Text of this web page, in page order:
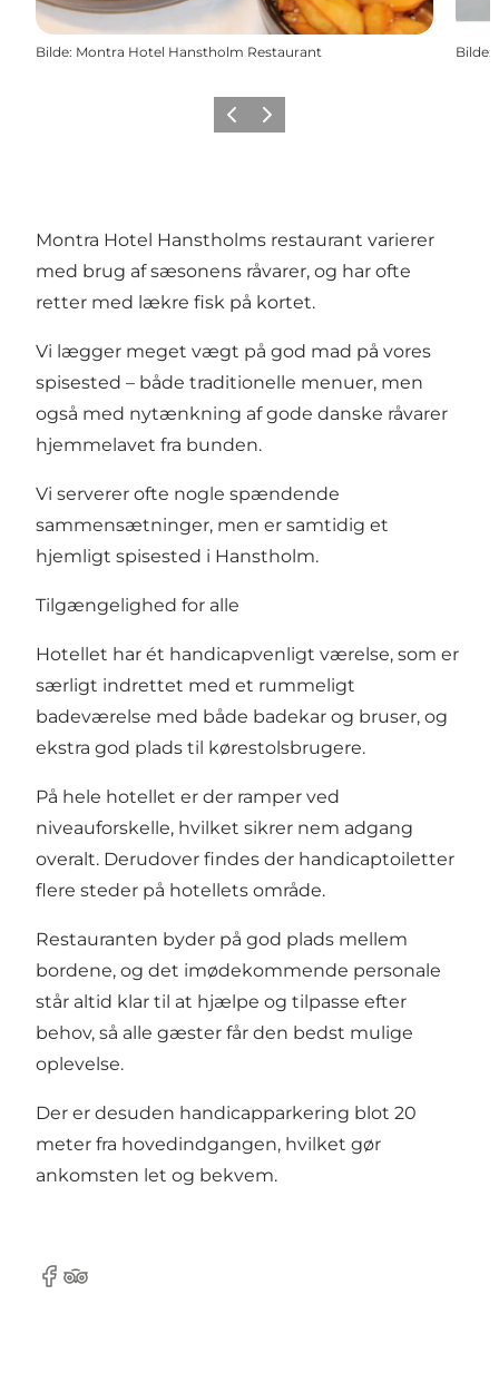
Bilde: Montra Hotel Hanstholm Restaurant Bilde:
ForrigeNeste
Montra Hotel Hanstholms restaurant varierer
med brug af sæsonens råvarer, og har ofte
retter med lækre fisk på kortet.
Vi lægger meget vægt på god mad på vores
spisested – både traditionelle menuer, men
også med nytænkning af gode danske råvarer
hjemmelavet fra bunden.
Vi serverer ofte nogle spændende
sammensætninger, men er samtidig et
hjemligt spisested i Hanstholm.
Tilgængelighed for alle
Hotellet har ét handicapvenligt værelse, som er
særligt indrettet med et rummeligt
badeværelse med både badekar og bruser, og
ekstra god plads til kørestolsbrugere.
På hele hotellet er der ramper ved
niveauforskelle, hvilket sikrer nem adgang
overalt. Derudover findes der handicaptoiletter
flere steder på hotellets område.
Restauranten byder på god plads mellem
bordene, og det imødekommende personale
står altid klar til at hjælpe og tilpasse efter
behov, så alle gæster får den bedst mulige
oplevelse.
Der er desuden handicapparkering blot 20
meter fra hovedindgangen, hvilket gør
ankomsten let og bekvem.
Facebook
TripAdvisor